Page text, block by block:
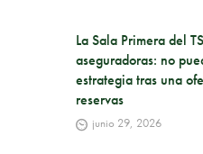
La Sala Primera del
aseguradoras: no
estrategia tras una
reservas
junio 29, 2026